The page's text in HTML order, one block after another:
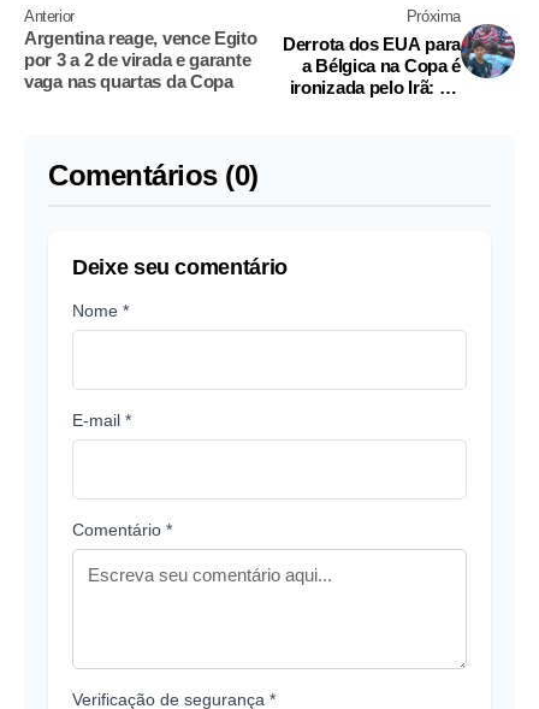
Anterior
Argentina reage, vence Egito
por 3 a 2 de virada e garante
vaga nas quartas da Copa
Próxima
Derrota dos EUA para
a Bélgica na Copa é
ironizada pelo Irã: "O
Comentários (0)
Deixe seu comentário
Nome *
E-mail *
Comentário *
Verificação de segurança *